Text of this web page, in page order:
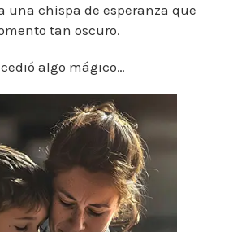
una chispa de esperanza que
tan oscuro.
algo mágico…